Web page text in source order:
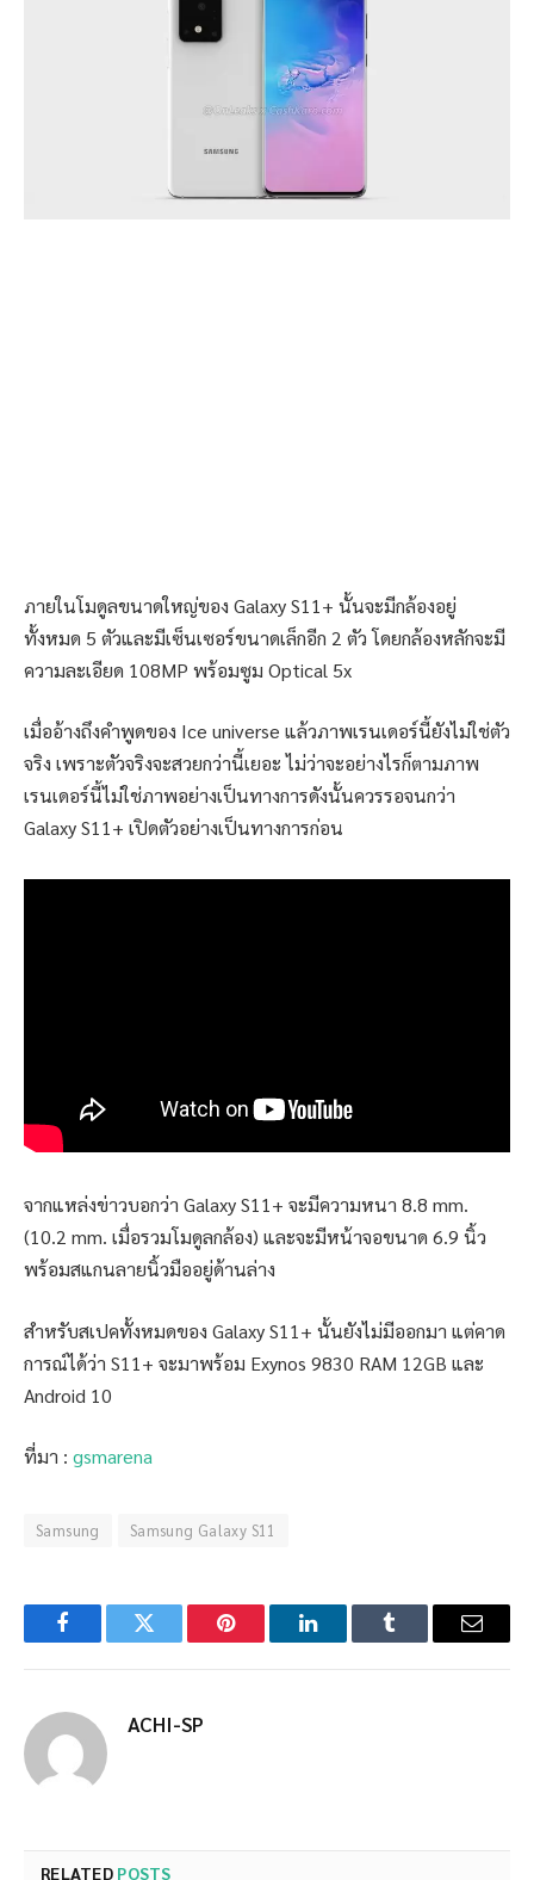
ภายในโมดูลขนาดใหญ่ของ Galaxy S11+ นั้นจะมีกล้องอยู่
ทั้งหมด 5 ตัวและมีเซ็นเซอร์ขนาดเล็กอีก 2 ตัว โดยกล้องหลักจะมี
ความละเอียด 108MP พร้อมซูม Optical 5x
เมื่ออ้างถึงคำพูดของ Ice universe แล้วภาพเรนเดอร์นี้ยังไม่ใช่ตัว
จริง เพราะตัวจริงจะสวยกว่านี้เยอะ ไม่ว่าจะอย่างไรก็ตามภาพ
เรนเดอร์นี้ไม่ใช่ภาพอย่างเป็นทางการดังนั้นควรรอจนกว่า
Galaxy S11+ เปิดตัวอย่างเป็นทางการก่อน
จากแหล่งข่าวบอกว่า Galaxy S11+ จะมีความหนา 8.8 mm.
(10.2 mm. เมื่อรวมโมดูลกล้อง) และจะมีหน้าจอขนาด 6.9 นิ้ว
พร้อมสแกนลายนิ้วมืออยู่ด้านล่าง
สำหรับสเปคทั้งหมดของ Galaxy S11+ นั้นยังไม่มีออกมา แต่คาด
การณ์ได้ว่า S11+ จะมาพร้อม Exynos 9830 RAM 12GB และ
Android 10
ที่มา : gsmarena
Samsung Samsung Galaxy S11
FacebookTwitter Pinterest LinkedInTumblr Email
ACHI-SP
RELATED POSTS